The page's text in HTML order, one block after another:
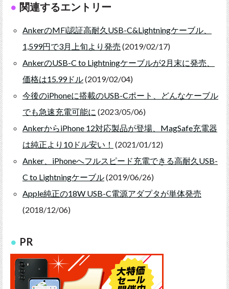
関連するエントリー
AnkerのMFi認証高耐久USB-C&Lightningケーブル、
1,599円で3月上旬より発売 (2019/02/17)
AnkerのUSB-C to Lightningケーブルが2月末に発売、
価格は15.99ドル(2019/02/04)
今後のiPhoneに搭載のUSB-Cポート、どんなケーブル
でも急速充電可能に (2023/05/06)
AnkerからiPhone 12対応製品が登場、MagSafe充電器
は純正より10ドル安い！ (2021/01/12)
Anker、iPhoneへフルスピード充電できる高耐久USB-
C to Lightningケーブル(2019/06/26)
Apple純正の18W USB-C電源アダプタが単体発売
(2018/12/06)
PR